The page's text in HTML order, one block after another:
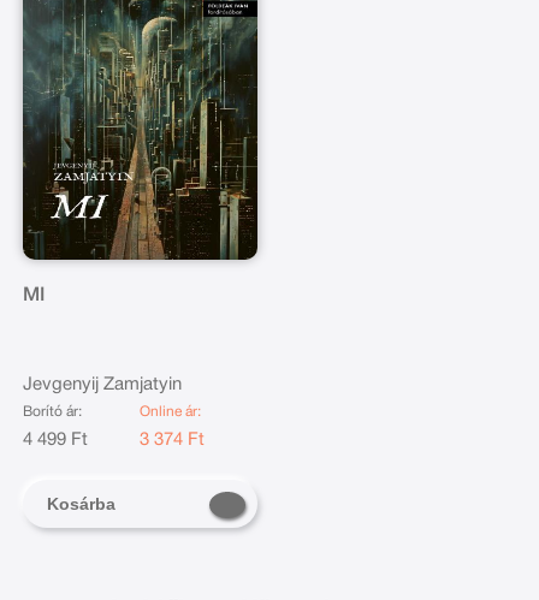
MI
Jevgenyij Zamjatyin
Borító ár:
4 499 Ft
Online ár:
3 374 Ft
Kosárba